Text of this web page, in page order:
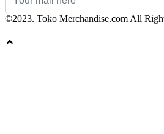
©2023. Toko Merchandise.com All